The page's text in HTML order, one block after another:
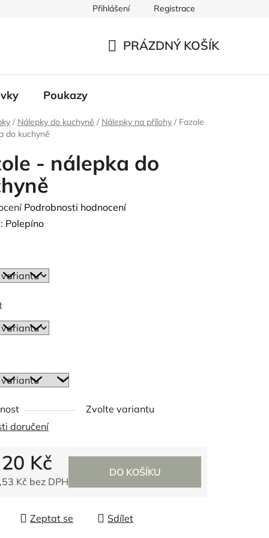
Přihlášení Registrace
PRÁZDNÝ KOŠÍK
Poukazy
/ Nálepky do kuchyně / Nálepky na přílohy / Fazole
do kuchyně
- nálepka do
Podrobnosti hodnocení
Polepíno
Zvolte variantu
doručení
20 Kč
Kč bez DPH
DO KOŠÍKU
Zeptat se Sdílet